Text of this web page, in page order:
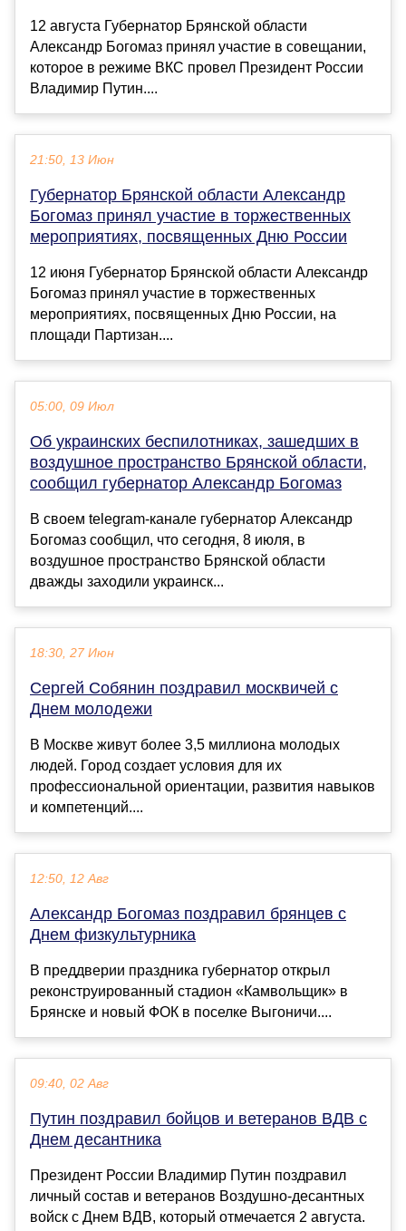
12 августа Губернатор Брянской области
Александр Богомаз принял участие в совещании,
которое в режиме ВКС провел Президент России
Владимир Путин....
21:50, 13 Июн
Губернатор Брянской области Александр
Богомаз принял участие в торжественных
мероприятиях, посвященных Дню России
12 июня Губернатор Брянской области Александр
Богомаз принял участие в торжественных
мероприятиях, посвященных Дню России, на
площади Партизан....
05:00, 09 Июл
Об украинских беспилотниках, зашедших в
воздушное пространство Брянской области,
сообщил губернатор Александр Богомаз
В своем telegram-канале губернатор Александр
Богомаз сообщил, что сегодня, 8 июля, в
воздушное пространство Брянской области
дважды заходили украинск...
18:30, 27 Июн
Сергей Собянин поздравил москвичей с
Днем молодежи
В Москве живут более 3,5 миллиона молодых
людей. Город создает условия для их
профессиональной ориентации, развития навыков
и компетенций....
12:50, 12 Авг
Александр Богомаз поздравил брянцев с
Днем физкультурника
В преддверии праздника губернатор открыл
реконструированный стадион «Камвольщик» в
Брянске и новый ФОК в поселке Выгоничи....
09:40, 02 Авг
Путин поздравил бойцов и ветеранов ВДВ с
Днем десантника
Президент России Владимир Путин поздравил
личный состав и ветеранов Воздушно-десантных
войск с Днем ВДВ, который отмечается 2 августа.